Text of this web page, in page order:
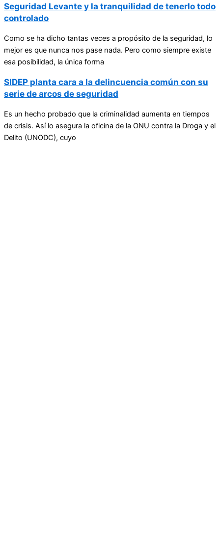
Seguridad Levante y la tranquilidad de tenerlo todo
controlado
Como se ha dicho tantas veces a propósito de la seguridad, lo
mejor es que nunca nos pase nada. Pero como siempre existe
esa posibilidad, la única forma
SIDEP planta cara a la delincuencia común con su
serie de arcos de seguridad
Es un hecho probado que la criminalidad aumenta en tiempos
de crisis. Así lo asegura la oficina de la ONU contra la Droga y el
Delito (UNODC), cuyo